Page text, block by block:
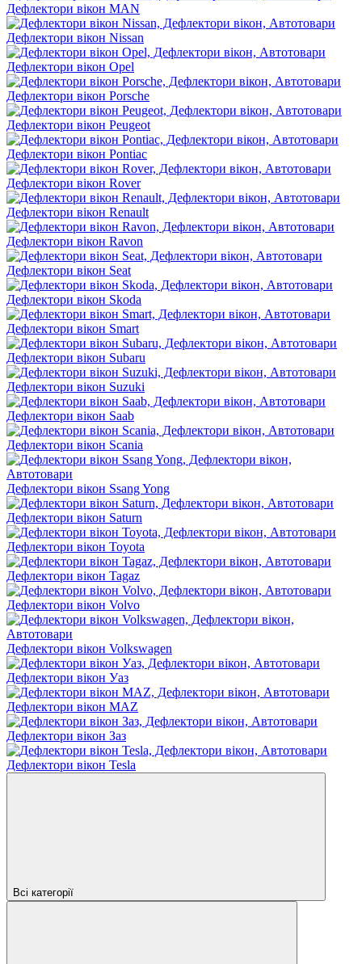
Дефлектори вікон MAN
Дефлектори вікон Nissan
Дефлектори вікон Opel
Дефлектори вікон Porsche
Дефлектори вікон Peugeot
Дефлектори вікон Pontiac
Дефлектори вікон Rover
Дефлектори вікон Renault
Дефлектори вікон Ravon
Дефлектори вікон Seat
Дефлектори вікон Skoda
Дефлектори вікон Smart
Дефлектори вікон Subaru
Дефлектори вікон Suzuki
Дефлектори вікон Saab
Дефлектори вікон Scania
Дефлектори вікон Ssang Yong
Дефлектори вікон Saturn
Дефлектори вікон Toyota
Дефлектори вікон Tagaz
Дефлектори вікон Volvo
Дефлектори вікон Volkswagen
Дефлектори вікон Уаз
Дефлектори вікон MAZ
Дефлектори вікон Заз
Дефлектори вікон Tesla
Всі категорії